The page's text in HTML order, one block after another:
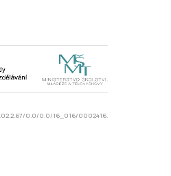
0.0/0.0/16_016/0002416.